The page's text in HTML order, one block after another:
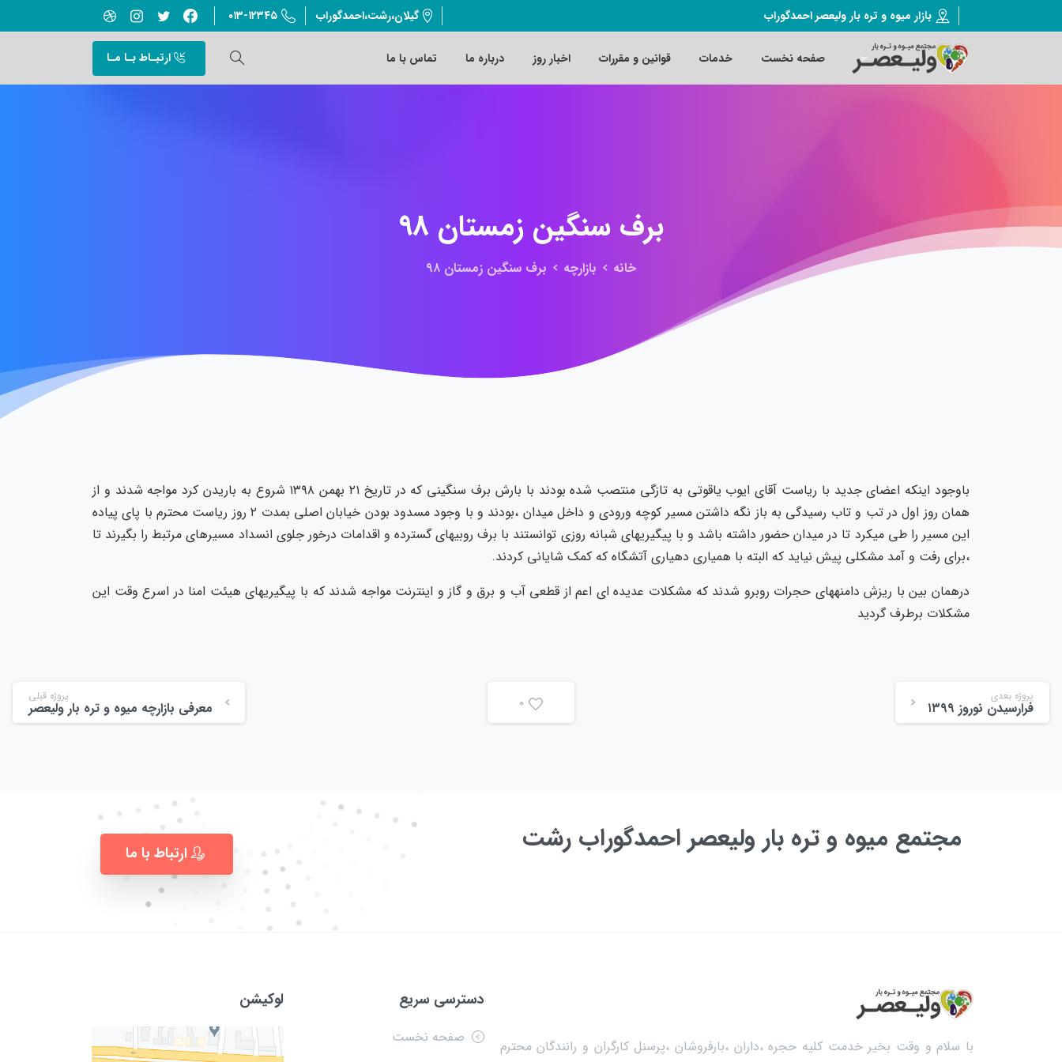
بازار میوه و تره بار ولیعصر احمدگوراب گیلان،رشت،احمدگوراب ۰۱۳-۱۲۳۴۵
صفحه نخست خدمات قوانین و مقررات اخبار روز درباره ما تماس با ما ارتبـاط بـا مـا
برف سنگین زمستان ۹۸
خانه بازارچه برف سنگین زمستان ۹۸
باوجود اینکه اعضای جدید با ریاست آقای ایوب یاقوتی به تازگی منتصب شده بودند با بارش برف سنگینی که در تاریخ ۲۱ بهمن ۱۳۹۸ شروع به باریدن کرد مواجه شدند و از
همان روز اول در تب و تاب رسیدگی به باز نگه داشتن مسیر کوچه ورودی و داخل میدان ،بودند و با وجود مسدود بودن خیابان اصلی بمدت ۲ روز ریاست محترم با پای پیاده
این مسیر را طی میکرد تا در میدان حضور داشته باشد و با پیگیریهای شبانه روزی توانستند با برف روبیهای گسترده و اقدامات درخور جلوی انسداد مسیرهای مرتبط را بگیرند تا
،برای رفت و آمد مشکلی پیش نیاید که البته با همیاری دهیاری آتشگاه که کمک شایانی کردند.
درهمان بین با ریزش دامنههای حجرات روبرو شدند که مشکلات عدیده ای اعم از قطعی آب و برق و گاز و اینترنت مواجه شدند که با پیگیریهای هیئت امنا در اسرع وقت این
مشکلات برطرف گردید
پروژه قبلی
معرفی بازارچه میوه و تره بار ولیعصر
پروژه بعدی
فرارسیدن نوروز ۱۳۹۹ 0
مجتمع میوه و تره بار ولیعصر احمدگوراب رشت ارتباط با ما
با سلام و وقت بخیر خدمت کلیه حجره ،داران ،بارفروشان ،پرسنل کارگران و رانندگان محترم
دسترسی سریع
صفحه نخست
لوکیشن